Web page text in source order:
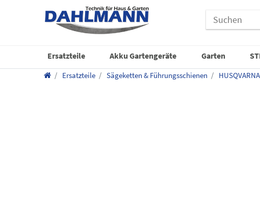
Ersatzteile Akku Gartengeräte Garten
Ersatzteile Sägeketten & Führungsschienen HUSQVARNA